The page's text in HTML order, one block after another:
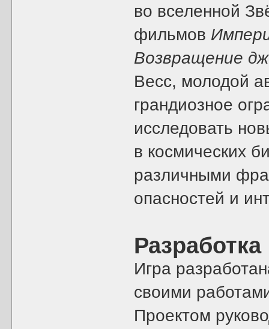
во вселенной
фильмов
Возвращение
Весс, молодой
грандиозное
исследовать
в космических
различными
опасностей и
Разработка
Игра
своими
Проектом